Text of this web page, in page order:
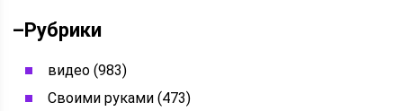
–Рубрики
видео (983)
Своими руками (473)